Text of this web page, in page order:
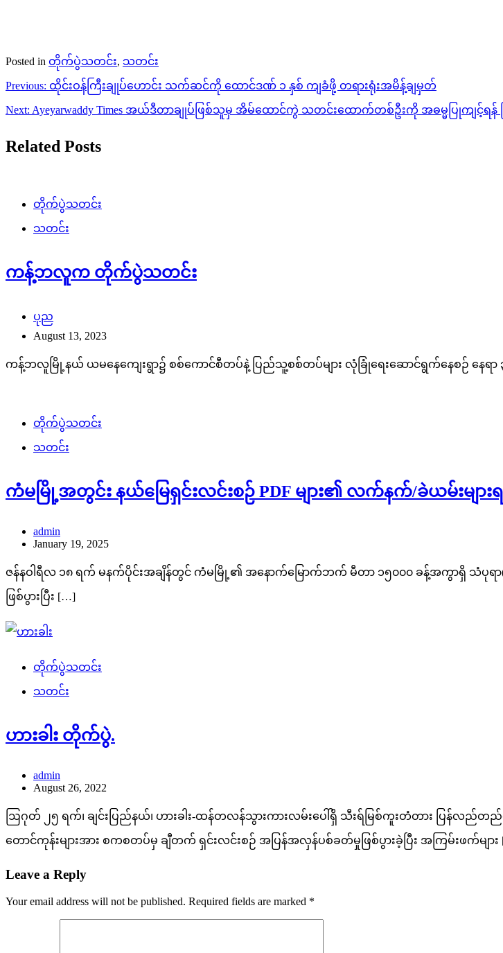
Posted in တိုက်ပွဲသတင်း, သတင်း
Post
navigation
Previous: ထိုင်းဝန်ကြီးချုပ်ဟောင်း သက်ဆင်ကို ထောင်ဒဏ် ၁ နှစ် ကျခံဖို့ တရားရုံးအမိန့်ချမှတ်
Next: Ayeyarwaddy Times အယ်ဒီတာချုပ်ဖြစ်သူမှ အိမ်ထောင်ကွဲ သတင်းထောက်တစ်ဦးကို အဓမ္မပြုကျင့်ရန်
Related Posts
တိုက်ပွဲသတင်း
သတင်း
ကန့်ဘလူက တိုက်ပွဲသတင်း
ပုည
August 13, 2023
ကန့်ဘလူမြို့နယ် ယမနေကျေးရွာ၌ စစ်ကောင်စီတပ်နဲ့ ပြည်သူ့စစ်တပ်များ လုံခြုံရေးဆောင်ရွက်နေစဉ် နေရာ
တိုက်ပွဲသတင်း
သတင်း
ကံမမြို့အတွင်း နယ်မြေရှင်းလင်းစဉ် PDF များ၏ လက်နက်/ခဲယမ်းများ
admin
January 19, 2025
ဇန်နဝါရီလ ၁၈ ရက် မနက်ပိုင်းအချိန်တွင် ကံမမြို့၏ အနောက်မြောက်ဘက် မီတာ ၁၅၀၀၀ ခန့်အကွာရှိ သံပုရ
ဖြစ်ပွားပြီး […]
တိုက်ပွဲသတင်း
သတင်း
ဟားခါး တိုက်ပွဲ.
admin
August 26, 2022
ဩဂုတ် ၂၅ ရက်၊ ချင်းပြည်နယ်၊ ဟားခါး-ထန်တလန်သွားကားလမ်းပေါ်ရှိ သီးရ်မြစ်ကူးတံတား ပြ
တောင်ကုန်းများအား စကစတပ်မှ ချီတက် ရှင်းလင်းစဉ် အပြန်အလှန်ပစ်ခတ်မှုဖြစ်ပွားခဲ့ပြီး အကြမ်းဖက်မျာ
Leave a Reply
Your email address will not be published. Required fields are marked *